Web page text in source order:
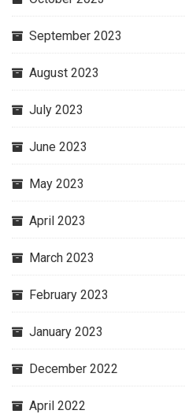
September 2023
August 2023
July 2023
June 2023
May 2023
April 2023
March 2023
February 2023
January 2023
December 2022
April 2022